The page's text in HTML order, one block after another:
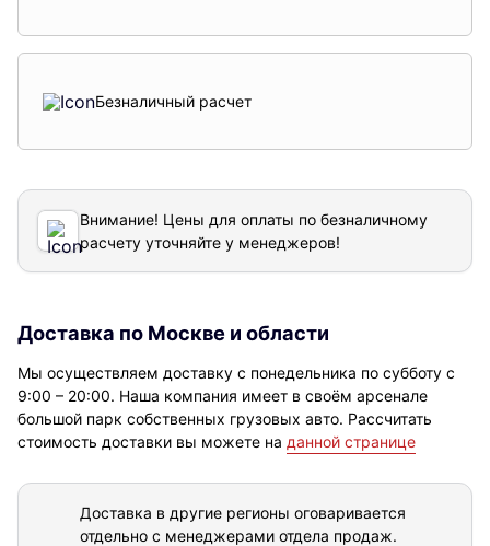
Безналичный расчет
Внимание! Цены для оплаты по безналичному
расчету уточняйте у менеджеров!
Доставка по Москве и области
Мы осуществляем доставку с понедельника по субботу с
9:00 – 20:00. Наша компания имеет в своём арсенале
большой парк собственных грузовых авто. Рассчитать
стоимость доставки вы можете на данной странице
Доставка в другие регионы оговаривается
отдельно с менеджерами отдела продаж.